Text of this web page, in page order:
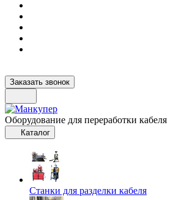
Заказать звонок
Оборудование для переработки кабеля
Каталог
Станки для разделки кабеля